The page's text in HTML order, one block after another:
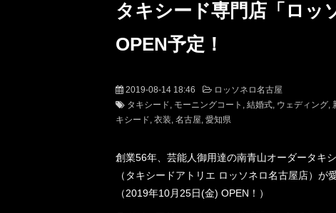
タキシード専門店「ロッ
OPEN予定！
2019-08-14 18:46
ロッソネロ名古屋
タキシード モーニングコート 結婚式 ウェディング
キシード 衣装 名古屋 愛知県
創業56年、芸能人御用達の南青山オーダータキ
（タキシードアトリエ ロッソネロ名古屋店）が
​​​​​​​（2019年10月25日(金) OPEN！）